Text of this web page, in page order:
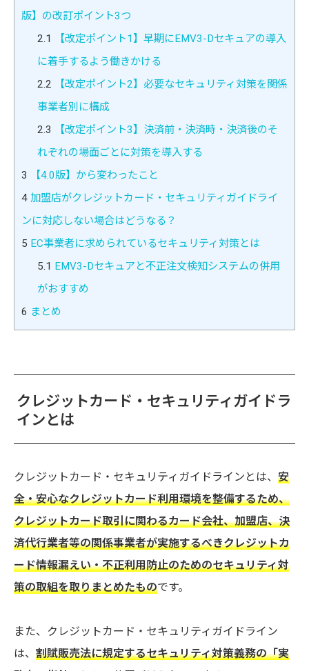
版】の改訂ポイント3つ
2.1
【改定ポイント1】早期にEMV3-Dセキュアの導入
に着手するよう働きかける
2.2 【改定ポイント2】必要なセキュリティ対策を関係
事業者別に構成
2.3 【改定ポイント3】決済前・決済時・決済後のそ
れぞれの場面ごとに対策を導入する
3
【4.0版】から変わったこと
4 加盟店がクレジットカード・セキュリティガイドライ
ンに対応しない場合はどうなる？
5 EC事業者に求められているセキュリティ対策とは
5.1 EMV3-Dセキュアと不正注文検知システムの併用
がおすすめ
6 まとめ
クレジットカード・セキュリティガイドラ
インとは
クレジットカード・セキュリティガイドラインとは、 安
全・安心なクレジットカード利用環境を整備するため、
クレジットカード取引に関わるカード会社、加盟店、決
済代行業者等の関係事業者が実施するべきクレジットカ
ード情報漏えい・不正利用防止のためのセキュリティ対
策の取組を取りまとめたものです。
また、クレジットカード・セキュリティガイドライン
は、 割賦販売法に規定するセキュリティ対策義務の「実